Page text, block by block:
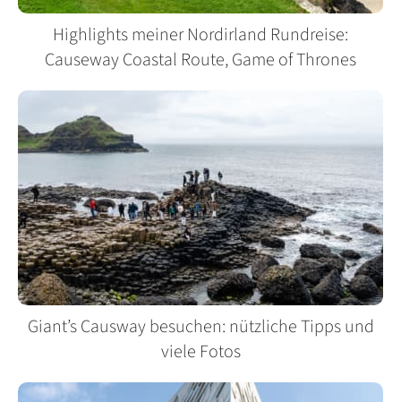
Highlights meiner Nordirland Rundreise:
Causeway Coastal Route, Game of Thrones
Giant’s Causway besuchen: nützliche Tipps und
viele Fotos